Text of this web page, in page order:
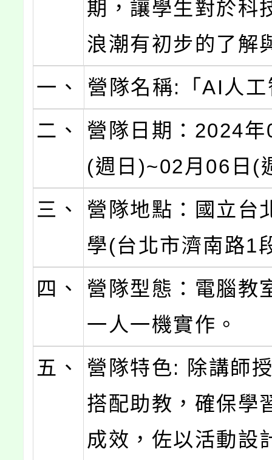
期，讓學生對於科
浪潮有初步的了解
一、
營隊名稱:「AI人
二、
營隊日期：2024
(週日)~02月06日(
三、
營隊地點：國立台
學(台北市濟南路1
四、
營隊型態：電腦教
一人一機實作。
五、
營隊特色: 除講師
搭配助教，確保學
成效，佐以活動設